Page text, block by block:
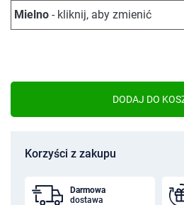
Mielno - kliknij, aby zmienić
DODAJ DO
Korzyści z zakupu
Darmowa
dostawa